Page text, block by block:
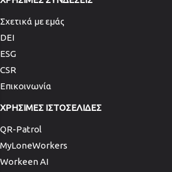
Σχετικά με εμάς
DEI
ESG
CSR
Επικοινωνία
ΧΡΗΣΙΜΕΣ ΙΣΤΟΣΕΛΙΔΕΣ
QR-Patrol
MyLoneWorkers
Workeen AI